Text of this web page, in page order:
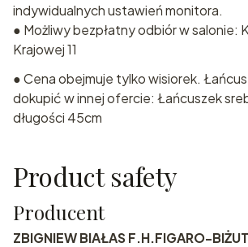
indywidualnych ustawień monitora.
● Możliwy bezpłatny odbiór w salonie:
Krajowej 11
● Cena obejmuje tylko wisiorek.
dokupić w innej ofercie: Łańcuszek
długości 45cm
Product safety
Producent
ZBIGNIEW BIAŁAS F.H.FIGARO-